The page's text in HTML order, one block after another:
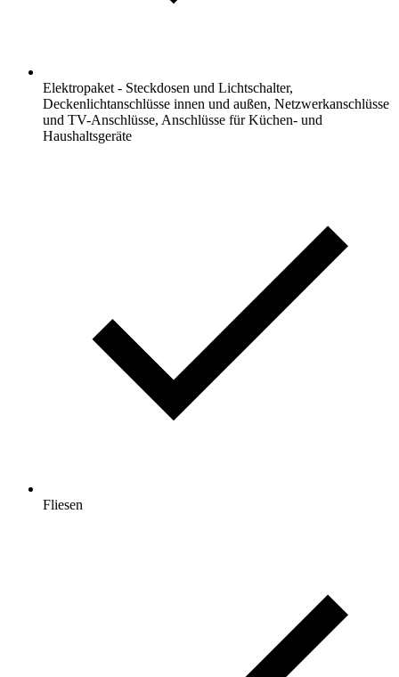
Elektropaket - Steckdosen und Lichtschalter,
Deckenlichtanschlüsse innen und außen, Netzwerkanschlüsse
und TV-Anschlüsse, Anschlüsse für Küchen- und
Haushaltsgeräte
Fliesen